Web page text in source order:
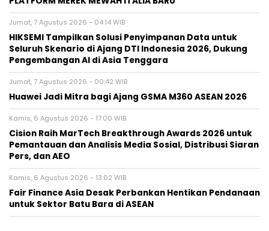
Jumat, 7 Agustus 2026 - 04:14 WIB
HIKSEMI Tampilkan Solusi Penyimpanan Data untuk
Seluruh Skenario di Ajang DTI Indonesia 2026, Dukung
Pengembangan AI di Asia Tenggara
Jumat, 7 Agustus 2026 - 00:42 WIB
Huawei Jadi Mitra bagi Ajang GSMA M360 ASEAN 2026
Kamis, 6 Agustus 2026 - 17:00 WIB
Cision Raih MarTech Breakthrough Awards 2026 untuk
Pemantauan dan Analisis Media Sosial, Distribusi Siaran
Pers, dan AEO
Kamis, 6 Agustus 2026 - 13:02 WIB
Fair Finance Asia Desak Perbankan Hentikan Pendanaan
untuk Sektor Batu Bara di ASEAN